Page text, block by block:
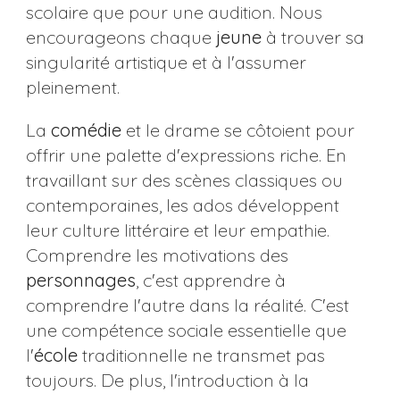
scolaire que pour une audition. Nous
encourageons chaque jeuneà trouver sa
singularité artistique et à l'assumer
pleinement.
La comédieet le drame se côtoient pour
offrir une palette d'expressions riche. En
travaillant sur des scènes classiques ou
contemporaines, les ados développent
leur culture littéraire et leur empathie.
Comprendre les motivations des
personnages, c'est apprendre à
comprendre l'autre dans la réalité. C'est
une compétence sociale essentielle que
l'écoletraditionnelle ne transmet pas
toujours. De plus, l'introduction à la